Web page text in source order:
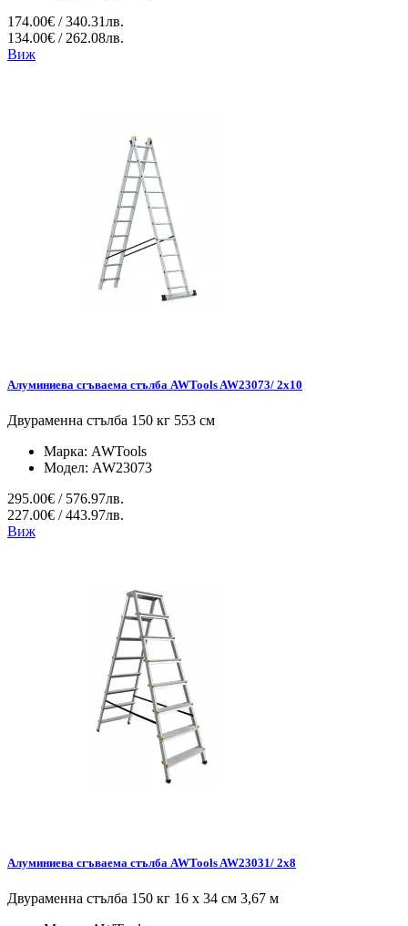
174.00€ / 340.31лв.
134.00€ / 262.08лв.
Виж
Алуминиева сгъваема стълба AWTools AW23073/ 2x10
Двураменна стълба 150 кг 553 см
Марка: AWTools
Модел: AW23073
295.00€ / 576.97лв.
227.00€ / 443.97лв.
Виж
Алуминиева сгъваема стълба AWTools AW23031/ 2x8
Двураменна стълба 150 кг 16 x 34 см 3,67 м